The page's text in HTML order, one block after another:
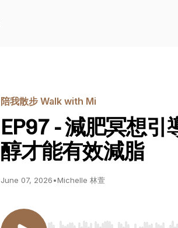
陪我散步 Walk with Mi
EP97 - 減肥冥想引
醇才能有效減脂
June 07, 2026•Michelle 林萱